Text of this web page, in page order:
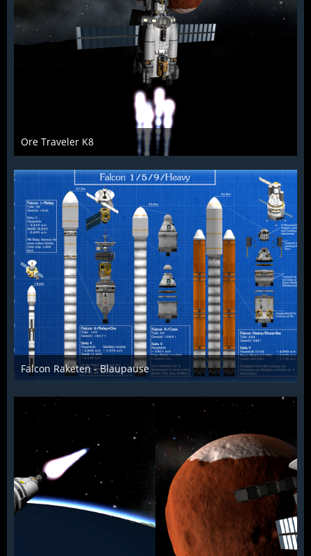
Ore Traveler K8
McFlƴeѵer
28. Dezember 2016
1.660
0 0
Falcon Raketen - Blaupause
4.146
5 1